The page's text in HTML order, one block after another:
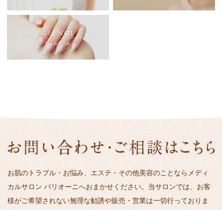
お肌のトラブル・お悩み、エステ・その他美容のことならメディ
カルサロン バリオーニへおまかせください。当サロンでは、お客
様がご希望されない無理な勧誘や販売・営業は一切行っておりま